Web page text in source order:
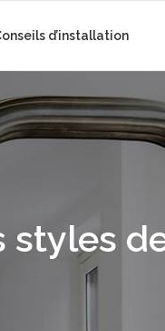
d’installation
styles